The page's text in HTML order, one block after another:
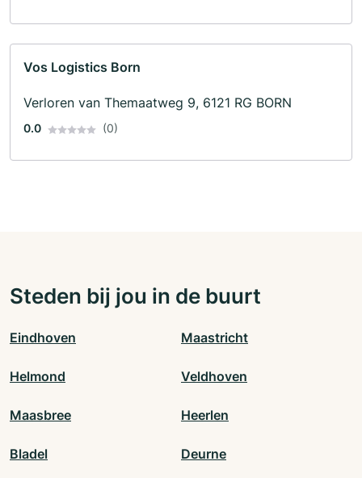
Vos Logistics Born
Verloren van Themaatweg 9, 6121 RG BORN
0.0 (0)
Steden bij jou in de buurt
Eindhoven Maastricht
Helmond Veldhoven
Maasbree Heerlen
Bladel Deurne